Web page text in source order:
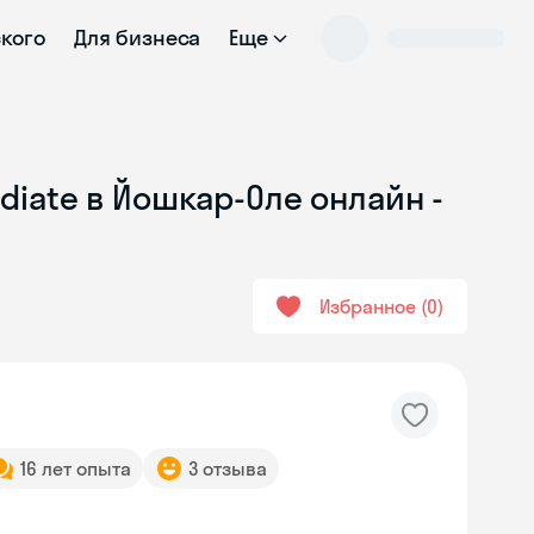
Для бизнеса Еще
в Йошкар-Оле онлайн -
Избранное 0
16 лет опыта 3 отзыва